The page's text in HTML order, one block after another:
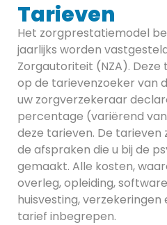
Tarieven
Het zorgprestatiemodel
jaarlijks worden
Zorgautoriteit (NZA). Deze
op de tarievenzoeker van
uw zorgverzekeraar
percentage (variërend van
deze tarieven. De tarieven
de afspraken die u bij de
gemaakt. Alle kosten,
overleg, opleiding,
huisvesting, verzekeringen
tarief inbegrepen.